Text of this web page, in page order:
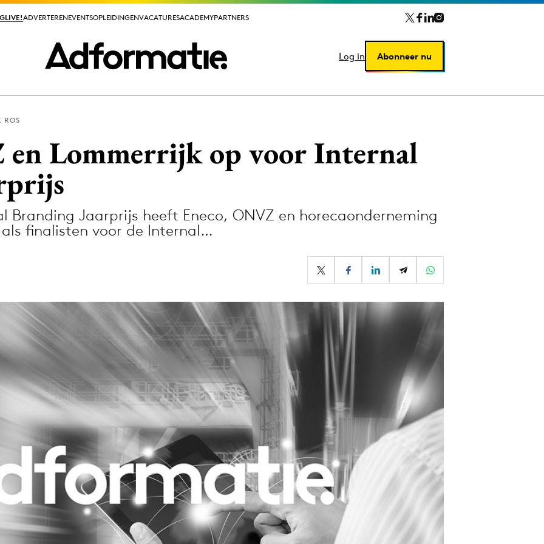
ADVERTERENEVENTSOPLEIDINGENVACATURESACADEMYPARTNERS
Log in Abonneer nu
ADVERTERENEVENTSOPLEIDINGENVACATURESACADEMYPARTNERS
Log in Abonneer nu
Media
Merkstrategie
Reputatie & crisis
ROS
en Lommerrijk op voor Internal
Branding Jaarprijs heeft Eneco, ONVZ en horecaonderneming
finalisten voor de Internal…